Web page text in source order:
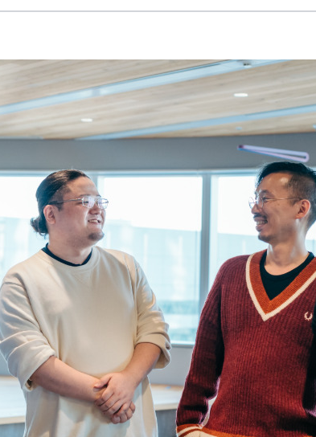
ァレンス
向けプラン
向けプラン
内容・クーポン